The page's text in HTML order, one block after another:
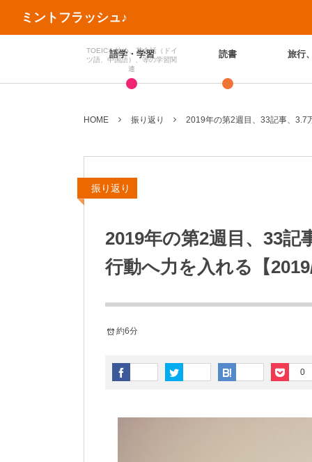
ミントフラッシュ♪
語学・学習
TOEICを始め、英会話（ドイ
ツ語、中国語）、等の学習関
連
読書 旅行
HOME 振り返り 2019年の第2週目、33記事、3.7
振り返り
2019年の第2週目、33記
行動へ力を入れる【
約6分
0